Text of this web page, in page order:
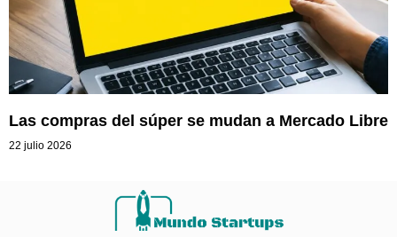
Las compras del súper se mudan a Mercado Libre
22 julio 2026